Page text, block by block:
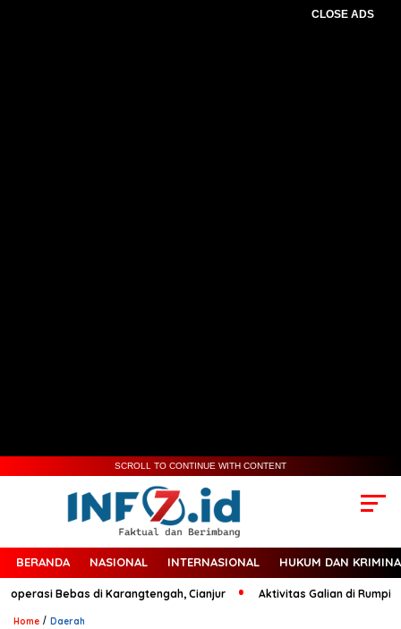
CLOSE ADS
SCROLL TO CONTINUE WITH CONTENT
BERANDA NASIONAL INTERNASIONAL HUKUM DAN
Bebas di Karangtengah, Cianjur Aktivitas Galian di Rumpin
Home / Daerah